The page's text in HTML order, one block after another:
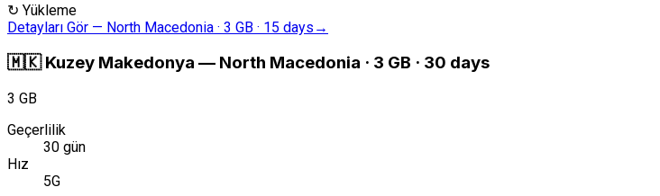
↻ Yükleme
Detayları Gör — North Macedonia · 3 GB · 15 days →
🇲🇰 Kuzey Makedonya — North Macedonia · 3 GB · 30 days
3 GB
Geçerlilik
30 gün
Hız
5G